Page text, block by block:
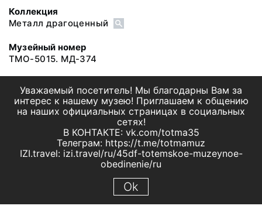
Коллекция
Металл драгоценный
Музейный номер
ТМО-5015. МД-374
Уважаемый посетитель! Мы благодарны Вам за
интерес к нашему музею! Приглашаем к общению
на наших официальных страницах в социальных
сетях!
В КОНТАКТЕ: vk.com/totma35
Телеграм: https://t.me/totmamuz
IZI.travel: izi.travel/ru/45df-totemskoe-muzeynoe-
obedinenie/ru
Ok